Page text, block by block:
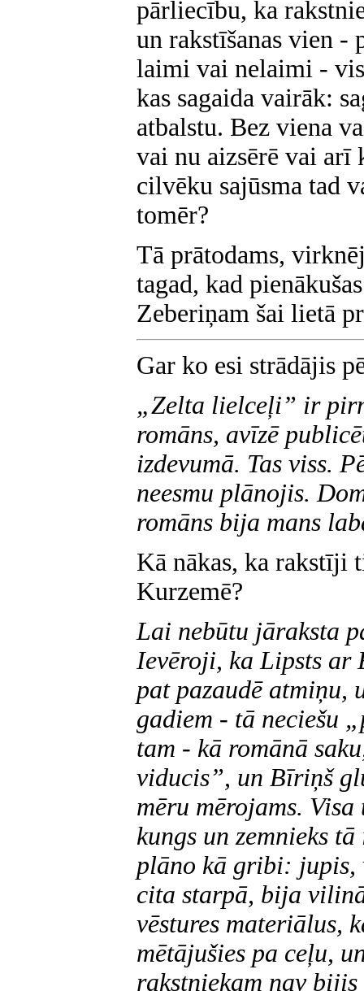
pārliecību, ka
un rakstīšanas vien -
laimi vai nelaimi -
kas sagaida vairāk:
atbalstu. Bez viena
vai nu aizsērē vai arī
cilvēku sajūsma tad
tomēr?
Tā prātodams,
tagad, kad
Zeberiņam šai lietā
Gar ko esi strādājis
„Zelta lielceļi” ir
romāns, avīzē
izdevumā. Tas viss.
neesmu plānojis.
romāns bija mans
Kā nākas, ka rakstīji
Kurzemē?
Lai nebūtu jāraksta
Ievēroji, ka Lipsts ar
pat pazaudē atmiņu,
gadiem - tā neciešu
tam - kā romānā
viducis”, un Bīriņš
mēru mērojams.
kungs un zemnieks
plāno kā gribi: jupis,
cita starpā, bija
vēstures materiālus,
mētājušies pa ceļu,
rakstniekam nav bijis